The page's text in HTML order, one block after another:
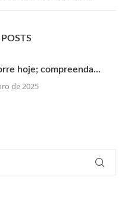
hoje; compreenda...
de 2025